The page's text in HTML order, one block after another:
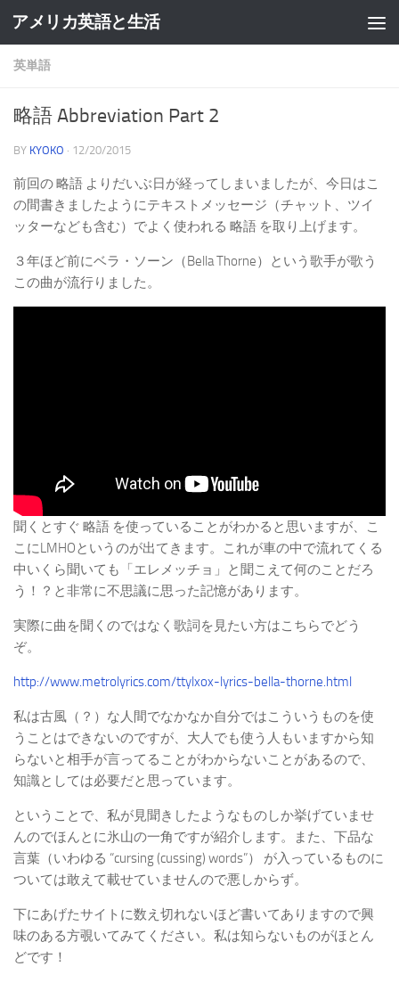
アメリカ英語と生活
英単語
略語 Abbreviation Part 2
BY KYOKO · 12/20/2015
前回の 略語 よりだいぶ日が経ってしまいましたが、今日はこ
の間書きましたようにテキストメッセージ（チャット、ツイ
ッターなども含む）でよく使われる 略語 を取り上げます。
３年ほど前にベラ・ソーン（Bella Thorne）という歌手が歌う
この曲が流行りました。
聞くとすぐ 略語 を使っていることがわかると思いますが、こ
こにLMHOというのが出てきます。これが車の中で流れてくる
中いくら聞いても「エレメッチョ」と聞こえて何のことだろ
う！？と非常に不思議に思った記憶があります。
実際に曲を聞くのではなく歌詞を見たい方はこちらでどう
ぞ。
http://www.metrolyrics.com/ttylxox-lyrics-bella-thorne.html
私は古風（？）な人間でなかなか自分ではこういうものを使
うことはできないのですが、大人でも使う人もいますから知
らないと相手が言ってることがわからないことがあるので、
知識としては必要だと思っています。
ということで、私が見聞きしたようなものしか挙げていませ
んのでほんとに氷山の一角ですが紹介します。また、下品な
言葉（いわゆる “cursing (cussing) words”） が入っているものに
ついては敢えて載せていませんので悪しからず。
下にあげたサイトに数え切れないほど書いてありますので興
味のある方覗いてみてください。私は知らないものがほとん
どです！